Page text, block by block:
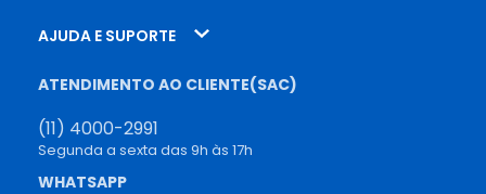
AJUDA E SUPORTE
ATENDIMENTO AO CLIENTE(SAC)
(11) 4000-2991
Segunda a sexta das 9h às 17h
WHATSAPP